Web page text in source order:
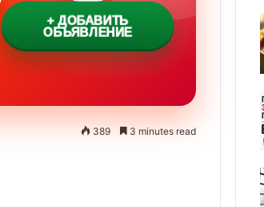
+ ДОБАВИТЬ
ОБЪЯВЛЕНИЕ
389 3 minutes read